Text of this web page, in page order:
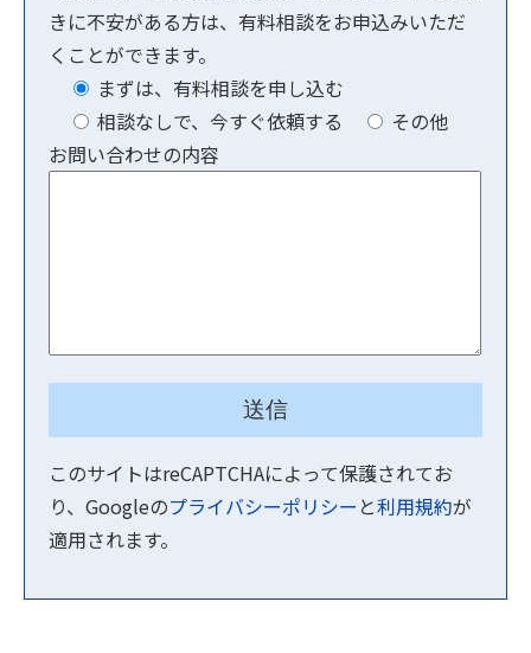
きに不安がある方は、有料相談をお申込みいただ
くことができます。
まずは、有料相談を申し込む
相談なしで、今すぐ依頼する
その他
お問い合わせの内容
このサイトはreCAPTCHAによって保護されてお
り、Googleのプライバシーポリシー と利用規約が
適用されます。